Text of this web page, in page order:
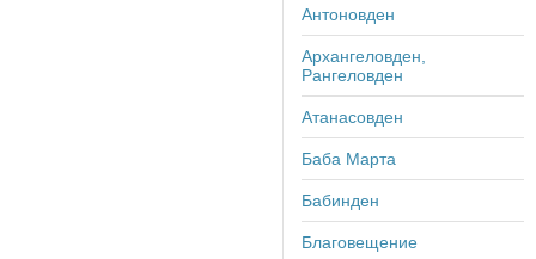
Антоновден
Архангеловден,
Рангеловден
Атанасовден
Баба Марта
Бабинден
Благовещение